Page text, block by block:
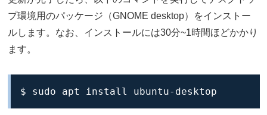
プ環境用のパッケージ（GNOME desktop）をインストー
ルします。なお、インストールには30分~1時間ほどかかり
ます。
$ sudo apt install ubuntu-desktop